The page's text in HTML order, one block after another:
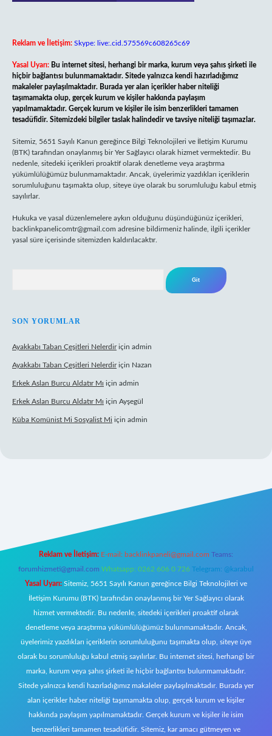
Reklam ve İletişim: Skype: live:.cid.575569c608265c69
Yasal Uyarı: Bu internet sitesi, herhangi bir marka, kurum veya şahıs şirketi ile
hiçbir bağlantısı bulunmamaktadır. Sitede yalnızca kendi hazırladığımız
makaleler paylaşılmaktadır. Burada yer alan içerikler haber niteliği
taşımamakta olup, gerçek kurum ve kişiler hakkında paylaşım
yapılmamaktadır. Gerçek kurum ve kişiler ile isim benzerlikleri tamamen
tesadüfidir. Sitemizdeki bilgiler taslak halindedir ve tavsiye niteliği taşımazlar.
Sitemiz, 5651 Sayılı Kanun gereğince Bilgi Teknolojileri ve İletişim Kurumu
(BTK) tarafından onaylanmış bir Yer Sağlayıcı olarak hizmet vermektedir. Bu
nedenle, sitedeki içerikleri proaktif olarak denetleme veya araştırma
yükümlülüğümüz bulunmamaktadır. Ancak, üyelerimiz yazdıkları içeriklerin
sorumluluğunu taşımakta olup, siteye üye olarak bu sorumluluğu kabul etmiş
sayılırlar.
Hukuka ve yasal düzenlemelere aykırı olduğunu düşündüğünüz içerikleri,
backlinkpanelicomtr@gmail.com adresine bildirmeniz halinde, ilgili içerikler
yasal süre içerisinde sitemizden kaldırılacaktır.
SON YORUMLAR
Ayakkabı Taban Çeşitleri Nelerdiriçin admin
Ayakkabı Taban Çeşitleri Nelerdiriçin Nazan
Erkek Aslan Burcu Aldatır Mı için admin
Erkek Aslan Burcu Aldatır Mı için Ayşegül
Küba Komünist Mi Sosyalist Mi için admin
Reklam ve İletişim: E-mail: backlinkpaneli@gmail.com Teams:
forumhizmeti@gmail.com Whatsapp: 0262 606 0 726 Telegram: @karabul
Yasal Uyarı: Sitemiz, 5651 Sayılı Kanun gereğince Bilgi Teknolojileri ve
İletişim Kurumu (BTK) tarafından onaylanmış bir Yer Sağlayıcı olarak
hizmet vermektedir. Bu nedenle, sitedeki içerikleri proaktif olarak
denetleme veya araştırma yükümlülüğümüz bulunmamaktadır. Ancak,
üyelerimiz yazdıkları içeriklerin sorumluluğunu taşımakta olup, siteye üye
olarak bu sorumluluğu kabul etmiş sayılırlar. Bu internet sitesi, herhangi bir
marka, kurum veya şahıs şirketi ile hiçbir bağlantısı bulunmamaktadır.
Sitede yalnızca kendi hazırladığımız makaleler paylaşılmaktadır. Burada yer
alan içerikler haber niteliği taşımamakta olup, gerçek kurum ve kişiler
hakkında paylaşım yapılmamaktadır. Gerçek kurum ve kişiler ile isim
benzerlikleri tamamen tesadüfidir. Sitemiz, kar amacı gütmeyen ve